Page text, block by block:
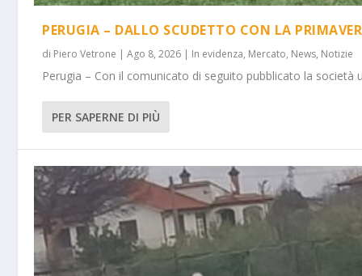
PERUGIA – DALLO SCUDETTO CON LA
di Piero Vetrone |Ago 8, 2026 | In evidenza, Mercato, News, Notizie
Perugia – Con il comunicato di seguito pubblicato la società
PER SAPERNE DI PIÙ